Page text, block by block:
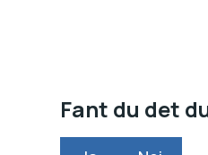
Fant du det